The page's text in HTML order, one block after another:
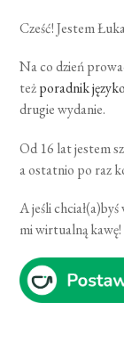
Cześć! Jestem
Na co dzień
teżporadnik
drugie wydanie.
Od 16 lat jestem
a ostatnio po raz
A jeśli
mi wirtualną kawę!